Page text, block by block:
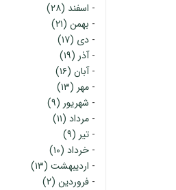
- اسفند (۲۸)
- بهمن (۲۱)
- دی (۱۷)
-آذر (۱۹)
-آبان (۱۶)
- مهر (۱۳)
- شهریور (۹)
- مرداد (۱۱)
- تیر (۹)
- خرداد (۱۰)
- اردیبهشت (۱۳)
- فروردین (۲)